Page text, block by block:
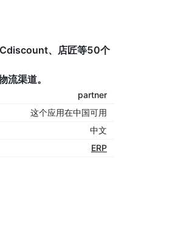
、店匠等50个
渠道。
partner
这个应用在中国可用
中文
ERP